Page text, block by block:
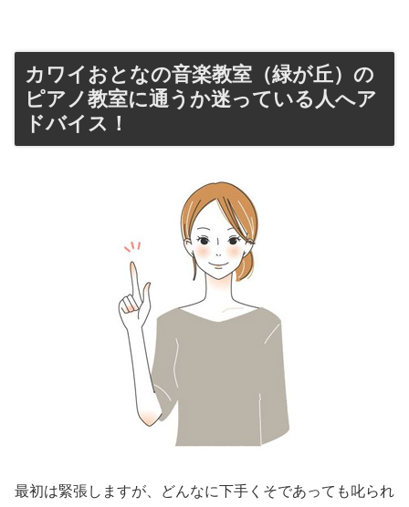
カワイおとなの音楽教室（緑が丘）の
ピアノ教室に通うか迷っている人へア
ドバイス！
最初は緊張しますが、どんなに下手くそであっても叱られ